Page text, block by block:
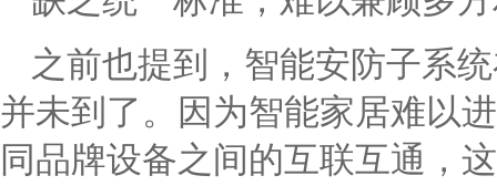
之前也提到，智能安防子系
并未到了。因为智能家居难以
同品牌设备之间的互联互通，